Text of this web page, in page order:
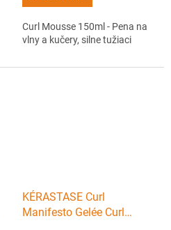
Curl Mousse 150ml - Pena na
vlny a kučery, silne tužiaci
KÉRASTASE Curl
Manifesto Gelée Curl